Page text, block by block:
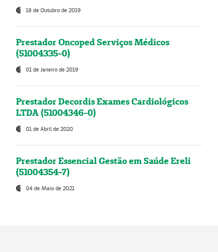
18 de Outubro de 2019
Prestador Oncoped Serviços Médicos
(51004335-0)
01 de Janeiro de 2019
Prestador Decordis Exames Cardiológicos
LTDA (51004346-0)
01 de Abril de 2020
Prestador Essencial Gestão em Saúde Ereli
(51004354-7)
04 de Maio de 2021